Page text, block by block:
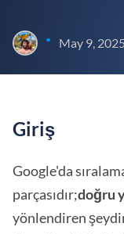
• May 9, 2025
Giriş
Google'da
parçasıdır;doğru
yönlendiren